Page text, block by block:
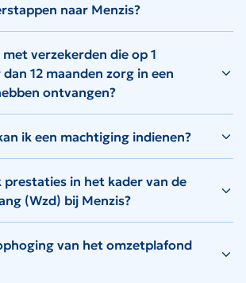
naar Menzis?
verzekerden die op 1
12 maanden zorg in een
ontvangen?
ik een machtiging indienen?
prestaties in het kader van de
(Wzd) bij Menzis?
van het omzetplafond